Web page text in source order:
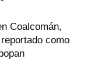
Coalcomán,
como